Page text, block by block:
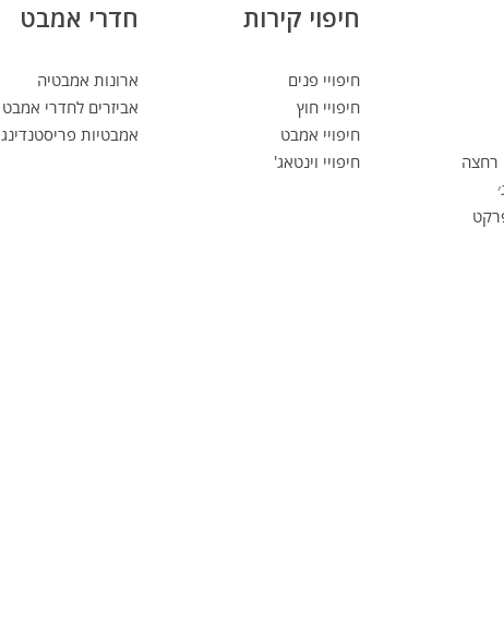
רחצה
חיפוי קירות
חיפויי פנים
חיפויי חוץ
חיפויי אמבט
חיפויי וינטאג'
חדרי אמבט
ארונות אמבטיה
אביזרים לחדרי אמבט
אמבטיות פריסטנדינג